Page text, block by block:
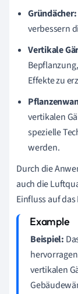
Gründächer:
verbessern
Vertikale
Effekte zu
vertikalen
spezielle
werden.
Durch die
auch die
Einfluss auf
Beispiel:
vertikalen